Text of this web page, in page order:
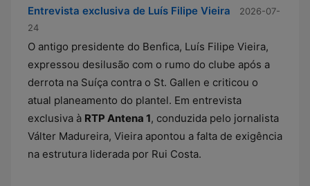
Entrevista exclusiva de Luís Filipe Vieira
2026-07-
24
O antigo presidente do Benfica, Luís Filipe Vieira,
expressou desilusão com o rumo do clube após a
derrota na Suíça contra o St. Gallen e criticou o
atual planeamento do plantel. Em entrevista
exclusiva à RTP Antena 1, conduzida pelo jornalista
Válter Madureira, Vieira apontou a falta de exigência
na estrutura liderada por Rui Costa.